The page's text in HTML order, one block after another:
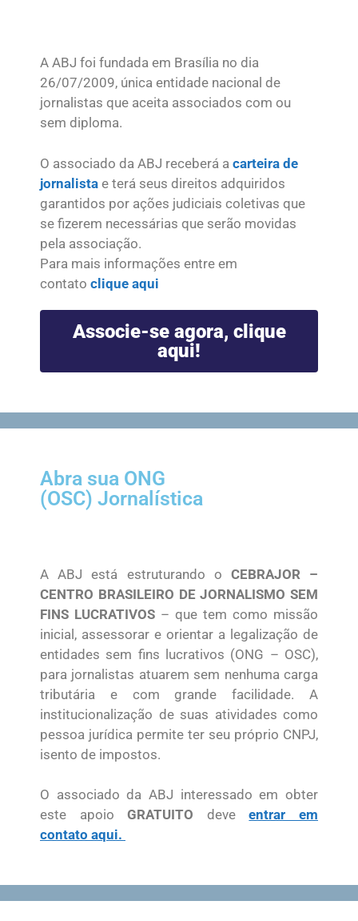
A ABJ foi fundada em Brasília no dia
26/07/2009, única entidade nacional de
jornalistas que aceita associados com ou
sem diploma.
O associado da ABJ receberá a carteira de
jornalista e terá seus direitos adquiridos
garantidos por ações judiciais coletivas que
se fizerem necessárias que serão movidas
pela associação.
Para mais informações entre em
contato clique aqui
Associe-se agora, clique
aqui!
Abra sua ONG
(OSC) Jornalística
A ABJ está estruturando o CEBRAJOR –
CENTRO BRASILEIRO DE JORNALISMO SEM
FINS LUCRATIVOS – que tem como missão
inicial, assessorar e orientar a legalização de
entidades sem fins lucrativos (ONG – OSC),
para jornalistas atuarem sem nenhuma carga
tributária e com grande facilidade. A
institucionalização de suas atividades como
pessoa jurídica permite ter seu próprio CNPJ,
isento de impostos.
O associado da ABJ interessado em obter
este apoioGRATUITO deveentrar em
contato aqui.